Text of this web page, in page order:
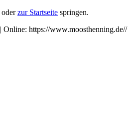
oderzur Startseite springen.
| Online: https://www.moosthenning.de//